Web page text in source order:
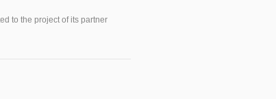
to the project of its partner